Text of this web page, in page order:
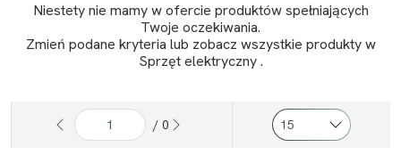
Niestety nie mamy w ofercie produktów spełniających
Twoje oczekiwania.
Zmień podane kryteria lub zobacz wszystkie produkty w
Sprzęt elektryczny.
/ 0